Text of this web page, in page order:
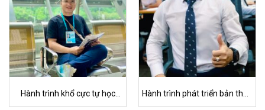
Hành trình khổ cực tự học
tiếng Trung của Tùng trong 9
Hành trình phát triển bản thân
của Lê Đức Tùng